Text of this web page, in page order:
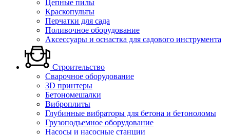
Цепные пилы
Краскопульты
Перчатки для сада
Поливочное оборудование
Аксессуары и оснастка для садового инструмента
Строительство
Сварочное оборудование
3D принтеры
Бетономешалки
Виброплиты
Глубинные вибраторы для бетона и бетоноломы
Грузоподъемное оборудование
Насосы и насосные станции